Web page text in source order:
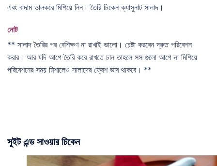
এবং বাদাম ভালকরে মিশিয়ে নিন। তৈরি চিকেন ক্যাসুনাট সালাদ।
নোট
** সালাদ তৈরির পর বেশিক্ষণ না রাখাই ভালো। চেষ্টা করবেন দ্রুত পরিবেশন
করার। আর যদি আগে তৈরি করে রাখতে চান তাহলে সস গুলো আগে না মিশিয়ে
পরিবেশনের সময় মিশালেও সালাদের ফ্রেশ ভাব থাকবে। **
সুইট এন্ড সাওয়ার চিকেন